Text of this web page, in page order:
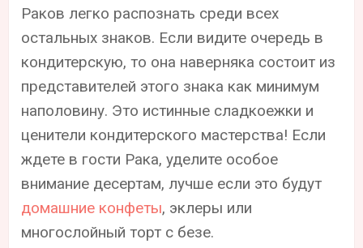
Раков легко распознать среди всех
остальных знаков. Если видите очередь в
кондитерскую, то она наверняка состоит из
представителей этого знака как минимум
наполовину. Это истинные сладкоежки и
ценители кондитерского мастерства! Если
ждете в гости Рака, уделите особое
внимание десертам, лучше если это будут
домашние конфеты, эклеры или
многослойный торт с безе.